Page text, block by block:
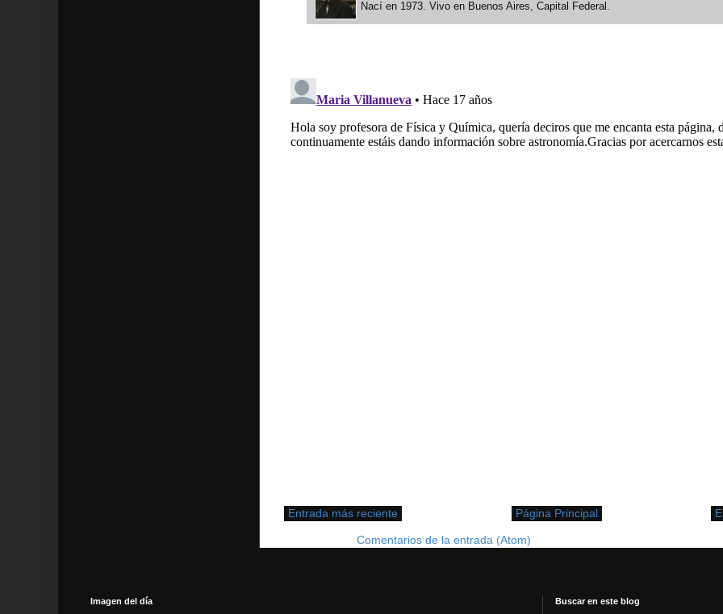
Nací en 1973. Vivo en Buenos Aires, Capital Federal.
Entrada más reciente Página Principal
Comentarios de la entrada (Atom)
Imagen del día Buscar en este blog